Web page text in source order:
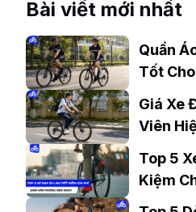
Bài viết mới nhất
Quần
Tốt
Giá Xe
Viên
Top 5
Kiệm
Phòng